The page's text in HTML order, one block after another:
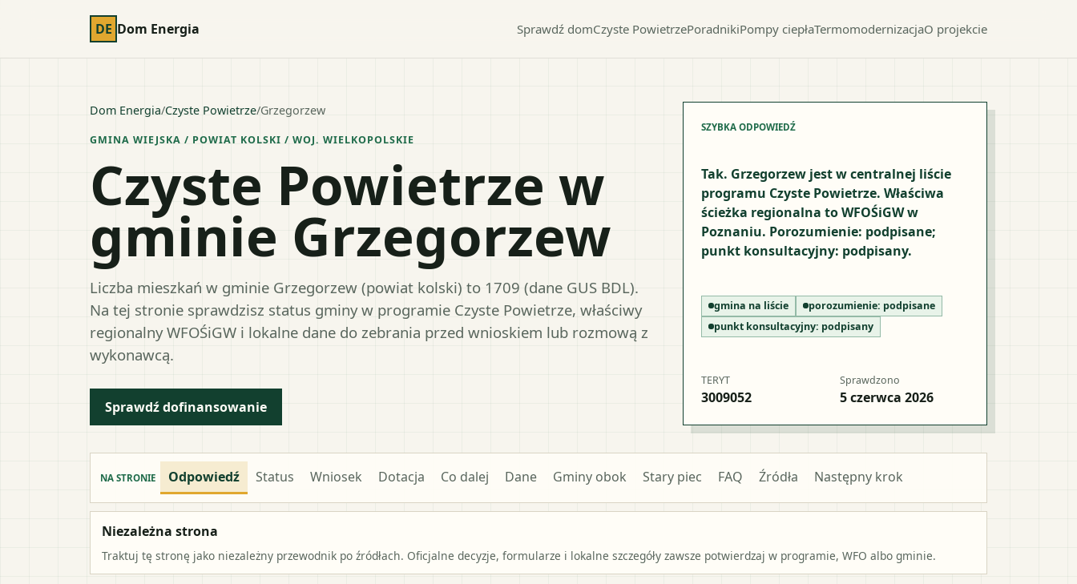
DE Dom Energia Sprawdź domCzyste PowietrzePoradnikiPompy ciepłaTermomodernizacjaO projekcie
Dom Energia/Czyste Powietrze/Grzegorzew
GMINA WIEJSKA / POWIAT KOLSKI / WOJ. WIELKOPOLSKIE
Czyste Powietrze w
gminie Grzegorzew
Liczba mieszkań w gminie Grzegorzew (powiat kolski) to 1709 (dane GUS BDL).
Na tej stronie sprawdzisz status gminy w programie Czyste Powietrze, właściwy
regionalny WFOŚiGW i lokalne dane do zebrania przed wnioskiem lub rozmową z
wykonawcą.
Sprawdź dofinansowanie
SZYBKA ODPOWIEDŹ
Tak. Grzegorzew jest w centralnej liście
programu Czyste Powietrze. Właściwa
ścieżka regionalna to WFOŚiGW w
Poznaniu. Porozumienie: podpisane;
punkt konsultacyjny: podpisany.
gmina na liście porozumienie: podpisane
punkt konsultacyjny: podpisany
TERYT
3009052
Sprawdzono
5 czerwca 2026
NA STRONIE Odpowiedź Status Wniosek Dotacja Co dalej Dane Gminy obok Stary piec FAQ Źródła Następny krok
Niezależna strona
Traktuj tę stronę jako niezależny przewodnik po źródłach. Oficjalne decyzje, formularze i lokalne szczegóły zawsze potwierdzaj w programie, WFO albo gminie.